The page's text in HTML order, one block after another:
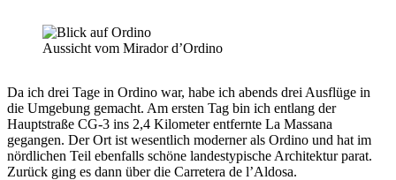
Aussicht vom Mirador d’Ordino
Da ich drei Tage in Ordino war, habe ich abends drei Ausflüge in
die Umgebung gemacht. Am ersten Tag bin ich entlang der
Hauptstraße CG-3 ins 2,4 Kilometer entfernte La Massana
gegangen. Der Ort ist wesentlich moderner als Ordino und hat im
nördlichen Teil ebenfalls schöne landestypische Architektur parat.
Zurück ging es dann über die Carretera de l’Aldosa.